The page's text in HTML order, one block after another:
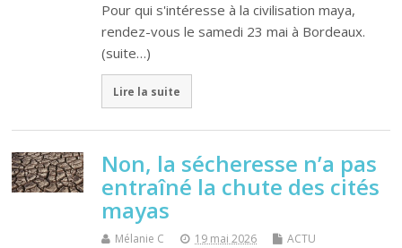
Pour qui s'intéresse à la civilisation maya,
rendez-vous le samedi 23 mai à Bordeaux.
(suite…)
Lire la suite
Non, la sécheresse n’a pas
entraîné la chute des cités
mayas
Mélanie C 19 mai 2026 ACTU